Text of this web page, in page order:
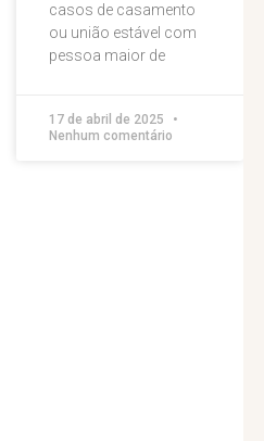
casos de casamento
ou união estável com
pessoa maior de
17 de abril de 2025
Nenhum comentário